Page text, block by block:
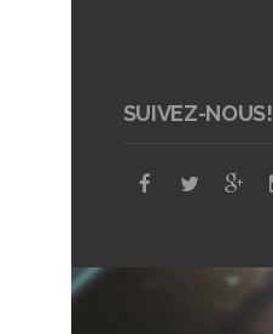
SUIVEZ-NOUS!